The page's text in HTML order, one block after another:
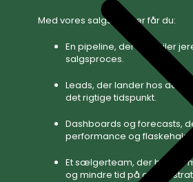
Med vores salgsydelser får du:
En pipeline, der afspejler
salgsproces.
Leads, der lander hos den
det rigtige tidspunkt.
Dashboards og forecasts,
performance og flaskehalse.
Et sælgerteam, der bruger
og mindre tid på